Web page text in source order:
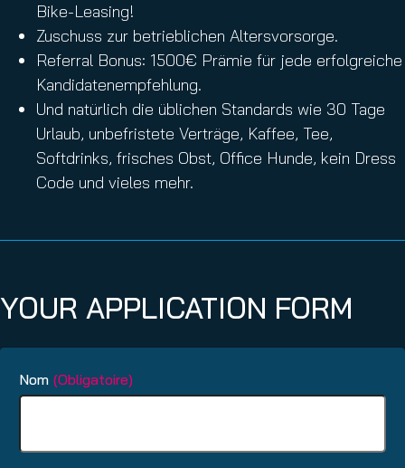
Bike-Leasing!
Zuschuss zur betrieblichen Altersvorsorge.
Referral Bonus: 1500€ Prämie für jede erfolgreiche
Kandidatenempfehlung.
Und natürlich die üblichen Standards wie 30 Tage
Urlaub, unbefristete Verträge, Kaffee, Tee,
Softdrinks, frisches Obst, Office Hunde, kein Dress
Code und vieles mehr.
YOUR APPLICATION FORM
Nom (Obligatoire)